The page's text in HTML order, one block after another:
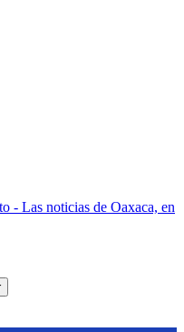
- Las noticias de Oaxaca, en